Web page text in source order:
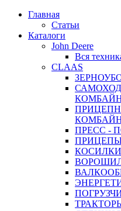
Главная
Статьи
Каталоги
John Deere
Вся
CLAAS
ПРЕСС -
КОСИЛКИ
ТРАКТОРЫ